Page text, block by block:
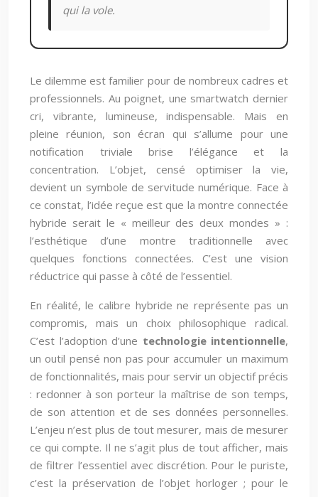
qui la vole.
Le dilemme est familier pour de nombreux cadres et
professionnels. Au poignet, une smartwatch dernier
cri, vibrante, lumineuse, indispensable. Mais en
pleine réunion, son écran qui s’allume pour une
notification triviale brise l’élégance et la
concentration. L’objet, censé optimiser la vie,
devient un symbole de servitude numérique. Face à
ce constat, l’idée reçue est que la montre connectée
hybride serait le « meilleur des deux mondes » :
l’esthétique d’une montre traditionnelle avec
quelques fonctions connectées. C’est une vision
réductrice qui passe à côté de l’essentiel.
En réalité, le calibre hybride ne représente pas un
compromis, mais un choix philosophique radical.
C’est l’adoption d’une technologie intentionnelle,
un outil pensé non pas pour accumuler un maximum
de fonctionnalités, mais pour servir un objectif précis
: redonner à son porteur la maîtrise de son temps,
de son attention et de ses données personnelles.
L’enjeu n’est plus de tout mesurer, mais de mesurer
ce qui compte. Il ne s’agit plus de tout afficher, mais
de filtrer l’essentiel avec discrétion. Pour le puriste,
c’est la préservation de l’objet horloger ; pour le